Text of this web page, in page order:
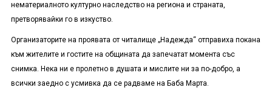
нематериалното културно наследство на региона и страната,
претворявайки го в изкуство.
Организаторите на проявата от читалище „Надежда“ отправиха покана
към жителите и гостите на общината да запечатат момента със
снимка. Нека ни е пролетно в душата и мислите ни за по-добро, а
всички заедно с усмивка да се радваме на Баба Марта.